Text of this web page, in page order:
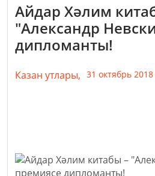
Айдар Хәлим
"Александр
дипломанты!
Казан утлары, 31 октябрь